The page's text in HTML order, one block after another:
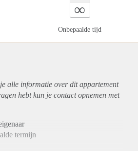
∞
Onbepaalde tijd
alle informatie over ditappartement
hebt kun je contact opnemen met
termijn